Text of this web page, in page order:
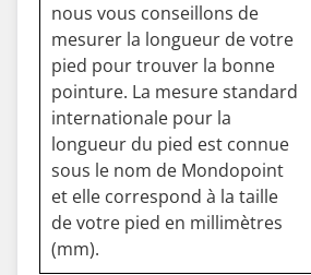
nous vous conseillons de
mesurer la longueur de votre
pied pour trouver la bonne
pointure. La mesure standard
internationale pour la
longueur du pied est connue
sous le nom de Mondopoint
et elle correspond à la taille
de votre pied en millimètres
(mm).